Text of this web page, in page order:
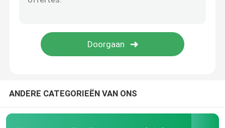
Plastiek Gelamineerde Buis
Plastic Schroefdeksel
ANDERE CATEGORIEËN VAN ONS